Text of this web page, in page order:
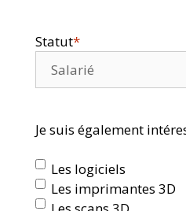
Statut*
Je suis également
Les logiciels
Les imprimantes 3D